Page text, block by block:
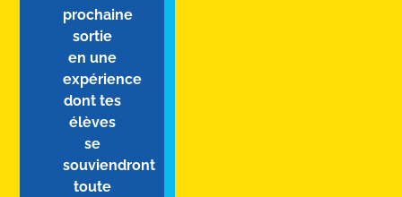
prochaine
sortie
en une
expérience
dont tes
élèves
se
souviendront
toute